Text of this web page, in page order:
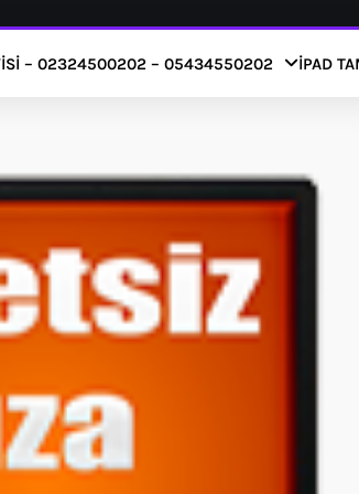
– 02324500202 – 05434550202 IPAD